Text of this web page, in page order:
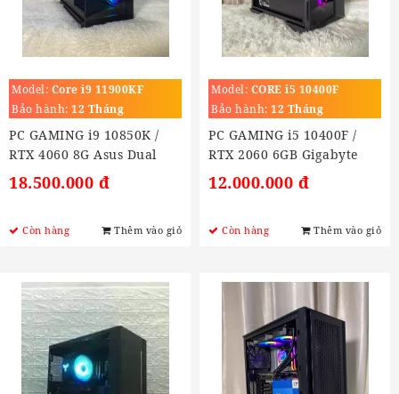
Model: Core i9 11900KF
(3.5GHz turbo 5.3Ghz)
Bảo hành: 12 Tháng
PC GAMING i9 10850K /
RTX 4060 8G Asus Dual
18.500.000 đ
Còn hàng Thêm vào giỏ
Model: CORE i5 10400F
(2.6GHz Turbo 4.4GHz)
Bảo hành: 12 Tháng
PC GAMING i5 10400F /
RTX 2060 6GB Gigabyte
12.000.000 đ
Còn hàng Thêm vào giỏ